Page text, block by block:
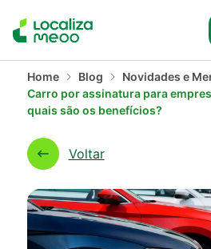
Home Blog
Novidades e
Carro por assinatura para
quais são os benefícios?
Voltar